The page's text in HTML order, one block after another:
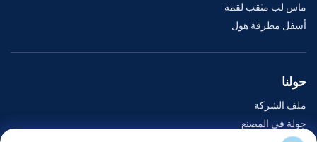
ماس لب مثقب لقمة
أسفل مطرقة هول
حولنا
ملف الشركة
جولة في المصنع